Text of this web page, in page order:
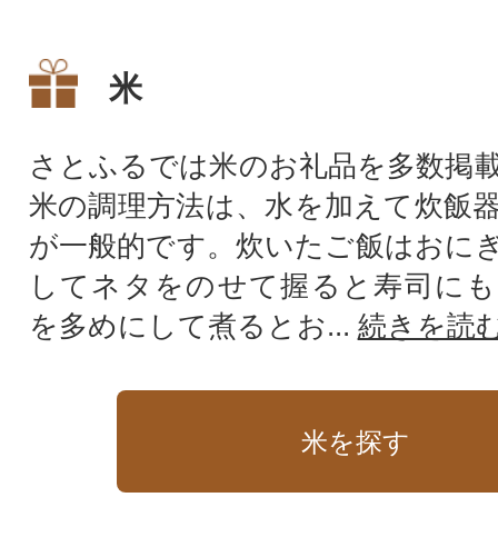
米
さとふるでは米のお礼品を多数掲
米の調理方法は、水を加えて炊飯
が一般的です。炊いたご飯はおに
してネタをのせて握ると寿司に
を多めにして煮るとお... 続きを読
米を探す